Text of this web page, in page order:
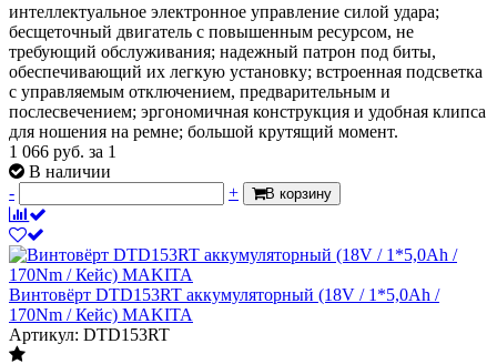
интеллектуальное электронное управление силой удара;
бесщеточный двигатель с повышенным ресурсом, не
требующий обслуживания; надежный патрон под биты,
обеспечивающий их легкую установку; встроенная подсветка
с управляемым отключением, предварительным и
послесвечением; эргономичная конструкция и удобная клипса
для ношения на ремне; большой крутящий момент.
1 066 руб. за 1
В наличии
-
+ В корзину
Винтовёрт DTD153RT аккумуляторный (18V / 1*5,0Ah /
170Nm / Кейс) MAKITA
Артикул: DTD153RT